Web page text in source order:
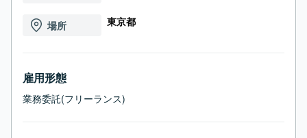
場所 東京都
雇用形態
業務委託(フリーランス)